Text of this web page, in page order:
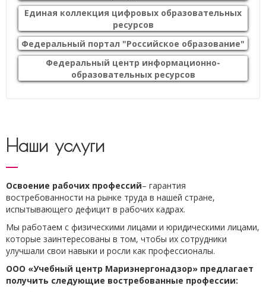
Единая коллекция цифровых образовательных
ресурсов
Федеральный портал "Российское образование"
Федеральный центр информационно-
образовательных ресурсов
Наши услуги
Освоение рабочих профессий– гарантия
востребованности на рынке труда в нашей стране,
испытывающего дефицит в рабочих кадрах.
Мы работаем с физическими лицами и юридическими лицами,
которые заинтересованы в том, чтобы их сотрудники
улучшали свои навыки и росли как профессионалы.
ООО «Учебный центр Мариэнергонадзор» предлагает
получить следующие востребованные профессии: